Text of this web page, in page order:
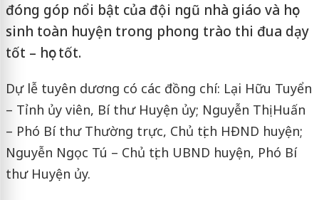
đóng góp nổi bật của đội ngũ nhà giáo và học
sinh toàn huyện trong phong trào thi đua dạy
tốt – học tốt.
Dự lễ tuyên dương có các đồng chí: Lại Hữu Tuyển
– Tỉnh ủy viên, Bí thư Huyện ủy; Nguyễn Thị Huấn
– Phó Bí thư Thường trực, Chủ tịch HĐND huyện;
Nguyễn Ngọc Tú – Chủ tịch UBND huyện, Phó Bí
thư Huyện ủy.